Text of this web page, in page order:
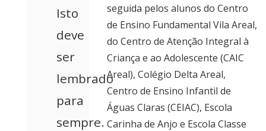
Isto
deve
ser
lembrado
para
sempre.
seguida pelos alunos do Centro
de Ensino Fundamental Vila Areal,
do Centro de Atenção Integral à
Criança e ao Adolescente (CAIC
Areal), Colégio Delta Areal,
Centro de Ensino Infantil de
Águas Claras (CEIAC), Escola
Carinha de Anjo e Escola Classe